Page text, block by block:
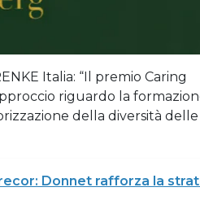
Italia: “Il premio Caring
riguardo la
della diversità
Donnet rafforza la